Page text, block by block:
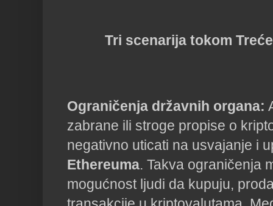
Tri scenarija tokom
Ograničenja državnih organa:
zabrane ili stroge propise o
negativno uticati na usvajanje i
Ethereuma. Takva ograničenja
mogućnost ljudi da kupuju,